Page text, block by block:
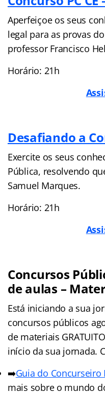
Aperfeiçoe os seus
legal para as provas
professor Francisco
Horário: 21h
Desafiando a
Exercite os seus
Pública, resolvendo
Samuel Marques.
Horário: 21h
Concursos
de aulas –
Está iniciando a sua
concursos públicos
de materiais
início da sua jornada.
➡️Guia do Concurseiro
mais sobre o mundo